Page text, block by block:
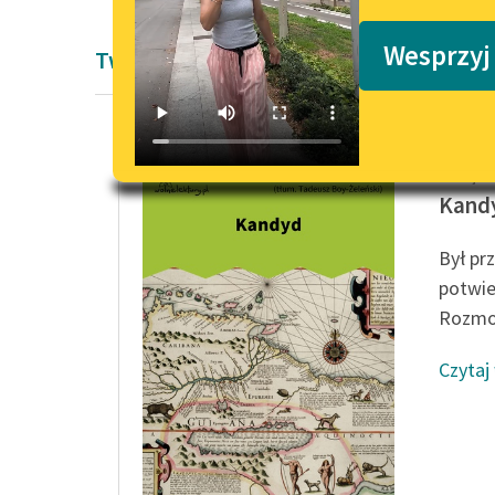
Twórczość Woltera
Był
Czytaj